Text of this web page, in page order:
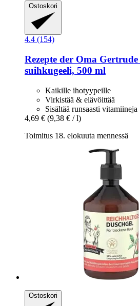
Ostoskori
4.4 (154)
Rezepte der Oma Gertrude
suihkugeeli, 500 ml
Kaikille ihotyypeille
Virkistää & elävöittää
Sisältää runsaasti vitamiineja
4,69 € (9,38 € / l)
Toimitus 18. elokuuta mennessä
Ostoskori